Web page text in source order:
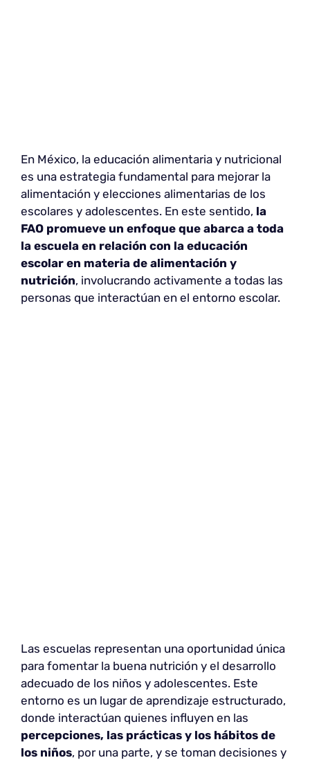
En México, la educación alimentaria y nutricional
es una estrategia fundamental para mejorar la
alimentación y elecciones alimentarias de los
escolares y adolescentes. En este sentido, la
FAO promueve un enfoque que abarca a toda
la escuela en relación con la educación
escolar en materia de alimentación y
nutrición, involucrando activamente a todas las
personas que interactúan en el entorno escolar.
Las escuelas representan una oportunidad única
para fomentar la buena nutrición y el desarrollo
adecuado de los niños y adolescentes. Este
entorno es un lugar de aprendizaje estructurado,
donde interactúan quienes influyen en las
percepciones, las prácticas y los hábitos de
los niños, por una parte, y se toman decisiones y